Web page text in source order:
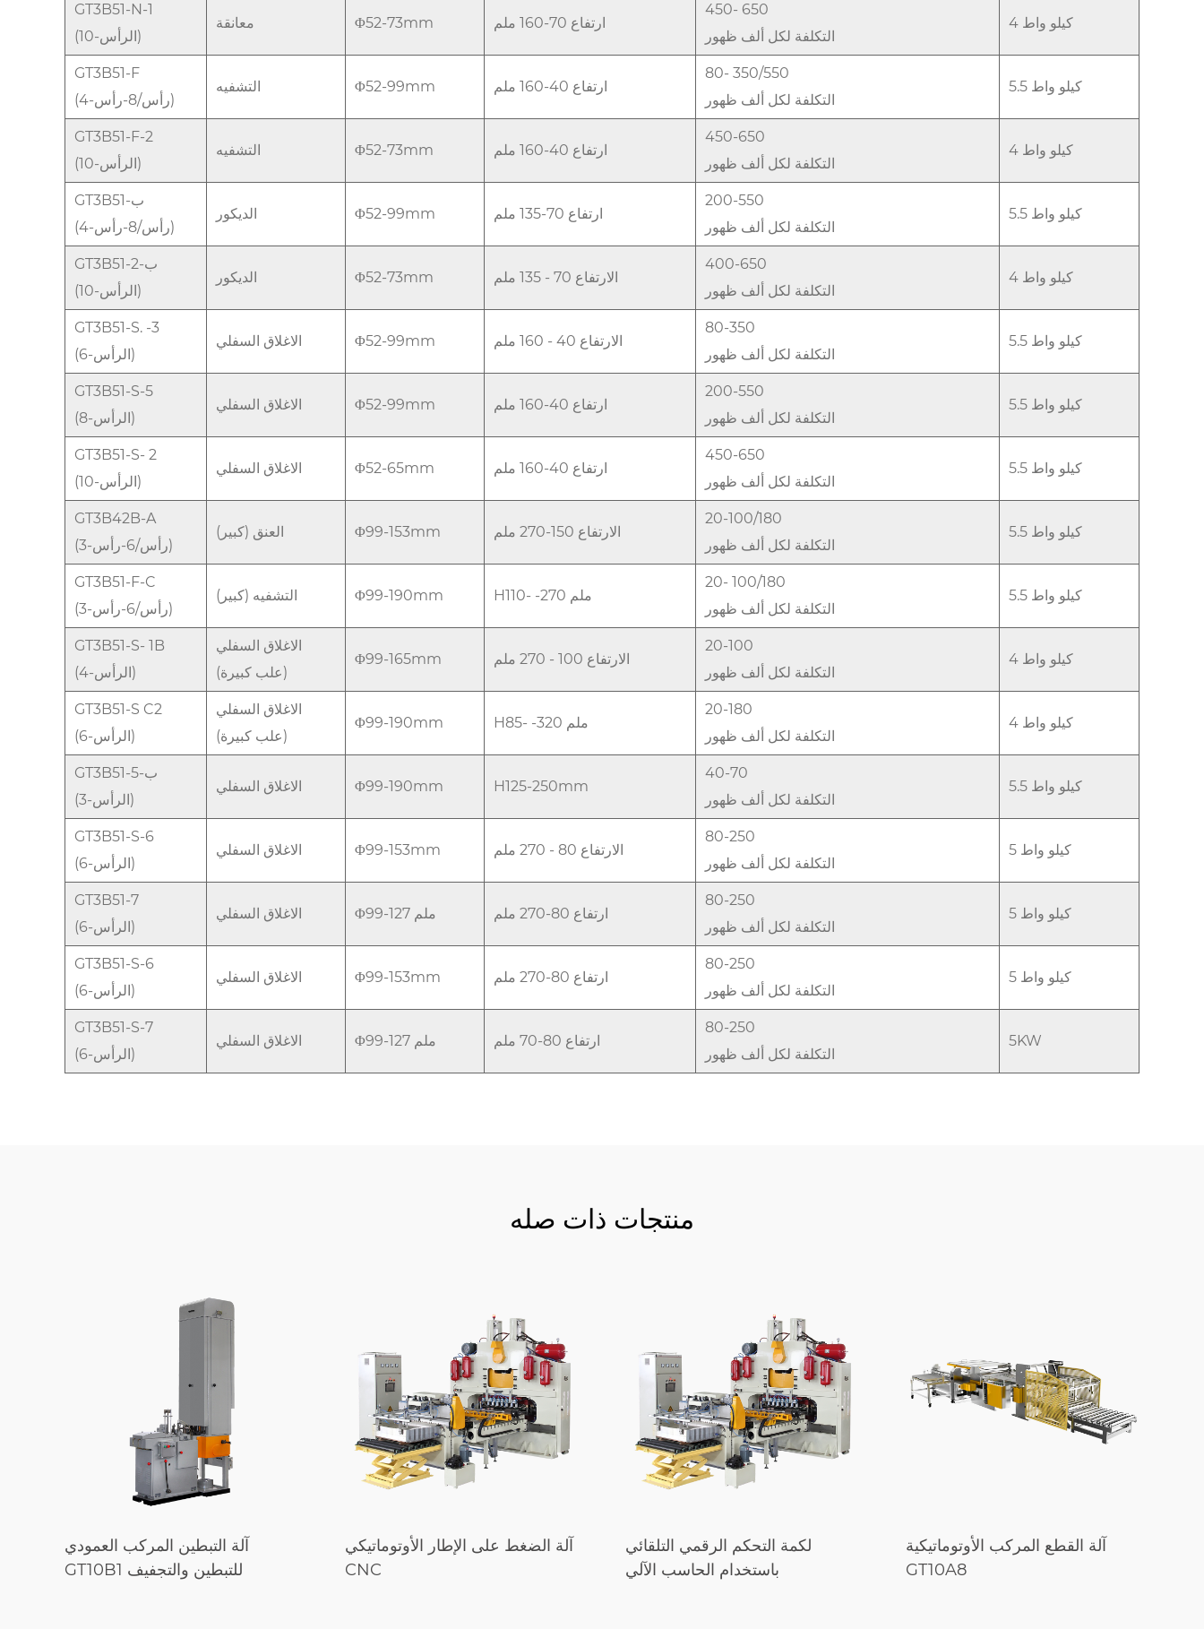
GT3B51-N-1
(10-الرأس)
معانقة Φ52-73mm ارتفاع 70-160 ملم
450- 650
التكلفة لكل ألف ظهور
4 كيلو واط
GT3B51-F
(4-رأس/8-رأس)
التشفيه Φ52-99mm ارتفاع 40-160 ملم
80- 350/550
التكلفة لكل ألف ظهور
5.5 كيلو واط
GT3B51-F-2
(10-الرأس)
التشفيه Φ52-73mm ارتفاع 40-160 ملم
450-650
التكلفة لكل ألف ظهور
4 كيلو واط
GT3B51-ب
(4-رأس/8-رأس)
الديكور Φ52-99mm ارتفاع 70-135 ملم
200-550
التكلفة لكل ألف ظهور
5.5 كيلو واط
GT3B51-ب-2
(10-الرأس)
الديكور Φ52-73mm الارتفاع 70 - 135 ملم
400-650
التكلفة لكل ألف ظهور
4 كيلو واط
GT3B51-S. -3
(6-الرأس)
الاغلاق السفلي Φ52-99mm الارتفاع 40 - 160 ملم
80-350
التكلفة لكل ألف ظهور
5.5 كيلو واط
GT3B51-S-5
(8-الرأس)
الاغلاق السفلي Φ52-99mm ارتفاع 40-160 ملم
200-550
التكلفة لكل ألف ظهور
5.5 كيلو واط
GT3B51-S- 2
(10-الرأس)
الاغلاق السفلي Φ52-65mm ارتفاع 40-160 ملم
450-650
التكلفة لكل ألف ظهور
5.5 كيلو واط
GT3B42B-A
(3-رأس/6-رأس)
العنق (كبير) Φ99-153mm الارتفاع 150-270 ملم
20-100/180
التكلفة لكل ألف ظهور
5.5 كيلو واط
GT3B51-F-C
(3-رأس/6-رأس)
التشفيه (كبير) Φ99-190mm H110- -270 ملم
20- 100/180
التكلفة لكل ألف ظهور
5.5 كيلو واط
GT3B51-S- 1B
(4-الرأس)
الاغلاق السفلي
(علب كبيرة)
Φ99-165mm الارتفاع 100 - 270 ملم
20-100
التكلفة لكل ألف ظهور
4 كيلو واط
GT3B51-S C2
(6-الرأس)
الاغلاق السفلي
(علب كبيرة)
Φ99-190mm H85- -320 ملم
20-180
التكلفة لكل ألف ظهور
4 كيلو واط
GT3B51-ب-5
(3-الرأس)
الاغلاق السفلي Φ99-190mm H125-250mm
40-70
التكلفة لكل ألف ظهور
5.5 كيلو واط
GT3B51-S-6
(6-الرأس)
الاغلاق السفلي Φ99-153mm الارتفاع 80 - 270 ملم
80-250
التكلفة لكل ألف ظهور
5 كيلو واط
GT3B51-7
(6-الرأس)
الاغلاق السفلي Φ99-127 ملم ارتفاع 80-270 ملم
80-250
التكلفة لكل ألف ظهور
5 كيلو واط
GT3B51-S-6
(6-الرأس)
الاغلاق السفلي Φ99-153mm ارتفاع 80-270 ملم
80-250
التكلفة لكل ألف ظهور
5 كيلو واط
GT3B51-S-7
(6-الرأس)
الاغلاق السفلي Φ99-127 ملم ارتفاع 80-70 ملم
80-250
التكلفة لكل ألف ظهور
5KW
منتجات ذات صله
آلة التبطين المركب العمودي
GT10B1 للتبطين والتجفيف
آلة الضغط على الإطار الأوتوماتيكي
CNC
لكمة التحكم الرقمي التلقائي
باستخدام الحاسب الآلي
آلة القطع المركب الأوتوماتيكية
GT10A8